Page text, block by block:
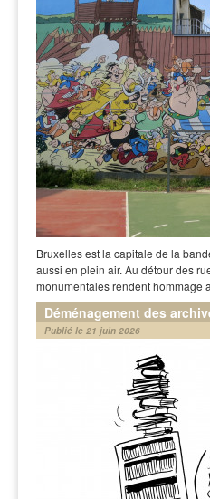
Bruxelles est la capitale de la
aussi en plein air. Au détour des
monumentales rendent
Déménagement des
Publié le 21 juin 2026